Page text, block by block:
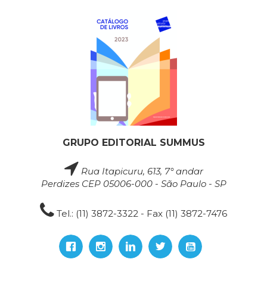
GRUPO EDITORIAL SUMMUS
Rua Itapicuru, 613, 7° andar
Perdizes CEP 05006-000 - São Paulo - SP
Tel.: (11) 3872-3322 - Fax (11) 3872-7476